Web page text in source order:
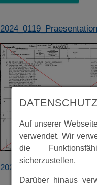
Auf unserer
verwendet. Wir
die
sicherzustellen.
Darüber hinaus